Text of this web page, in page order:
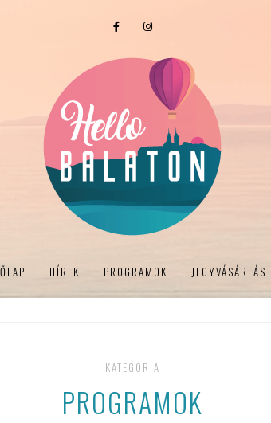
HÍREK PROGRAMOK JEGYVÁSÁRLÁS
KATEGÓRIA
PROGRAMOK